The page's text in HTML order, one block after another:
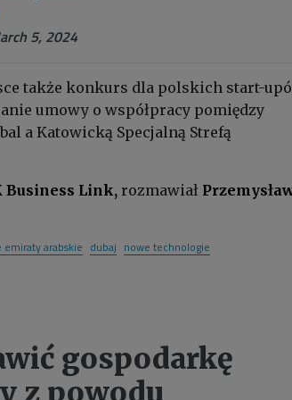
5, 2024
także konkurs dla polskich start-
umowy o współpracy pomiędzy
a Katowicką Specjalną Strefą
Business Link, rozmawiał
arabskie dubaj nowe technologie
gospodarkę
z powodu